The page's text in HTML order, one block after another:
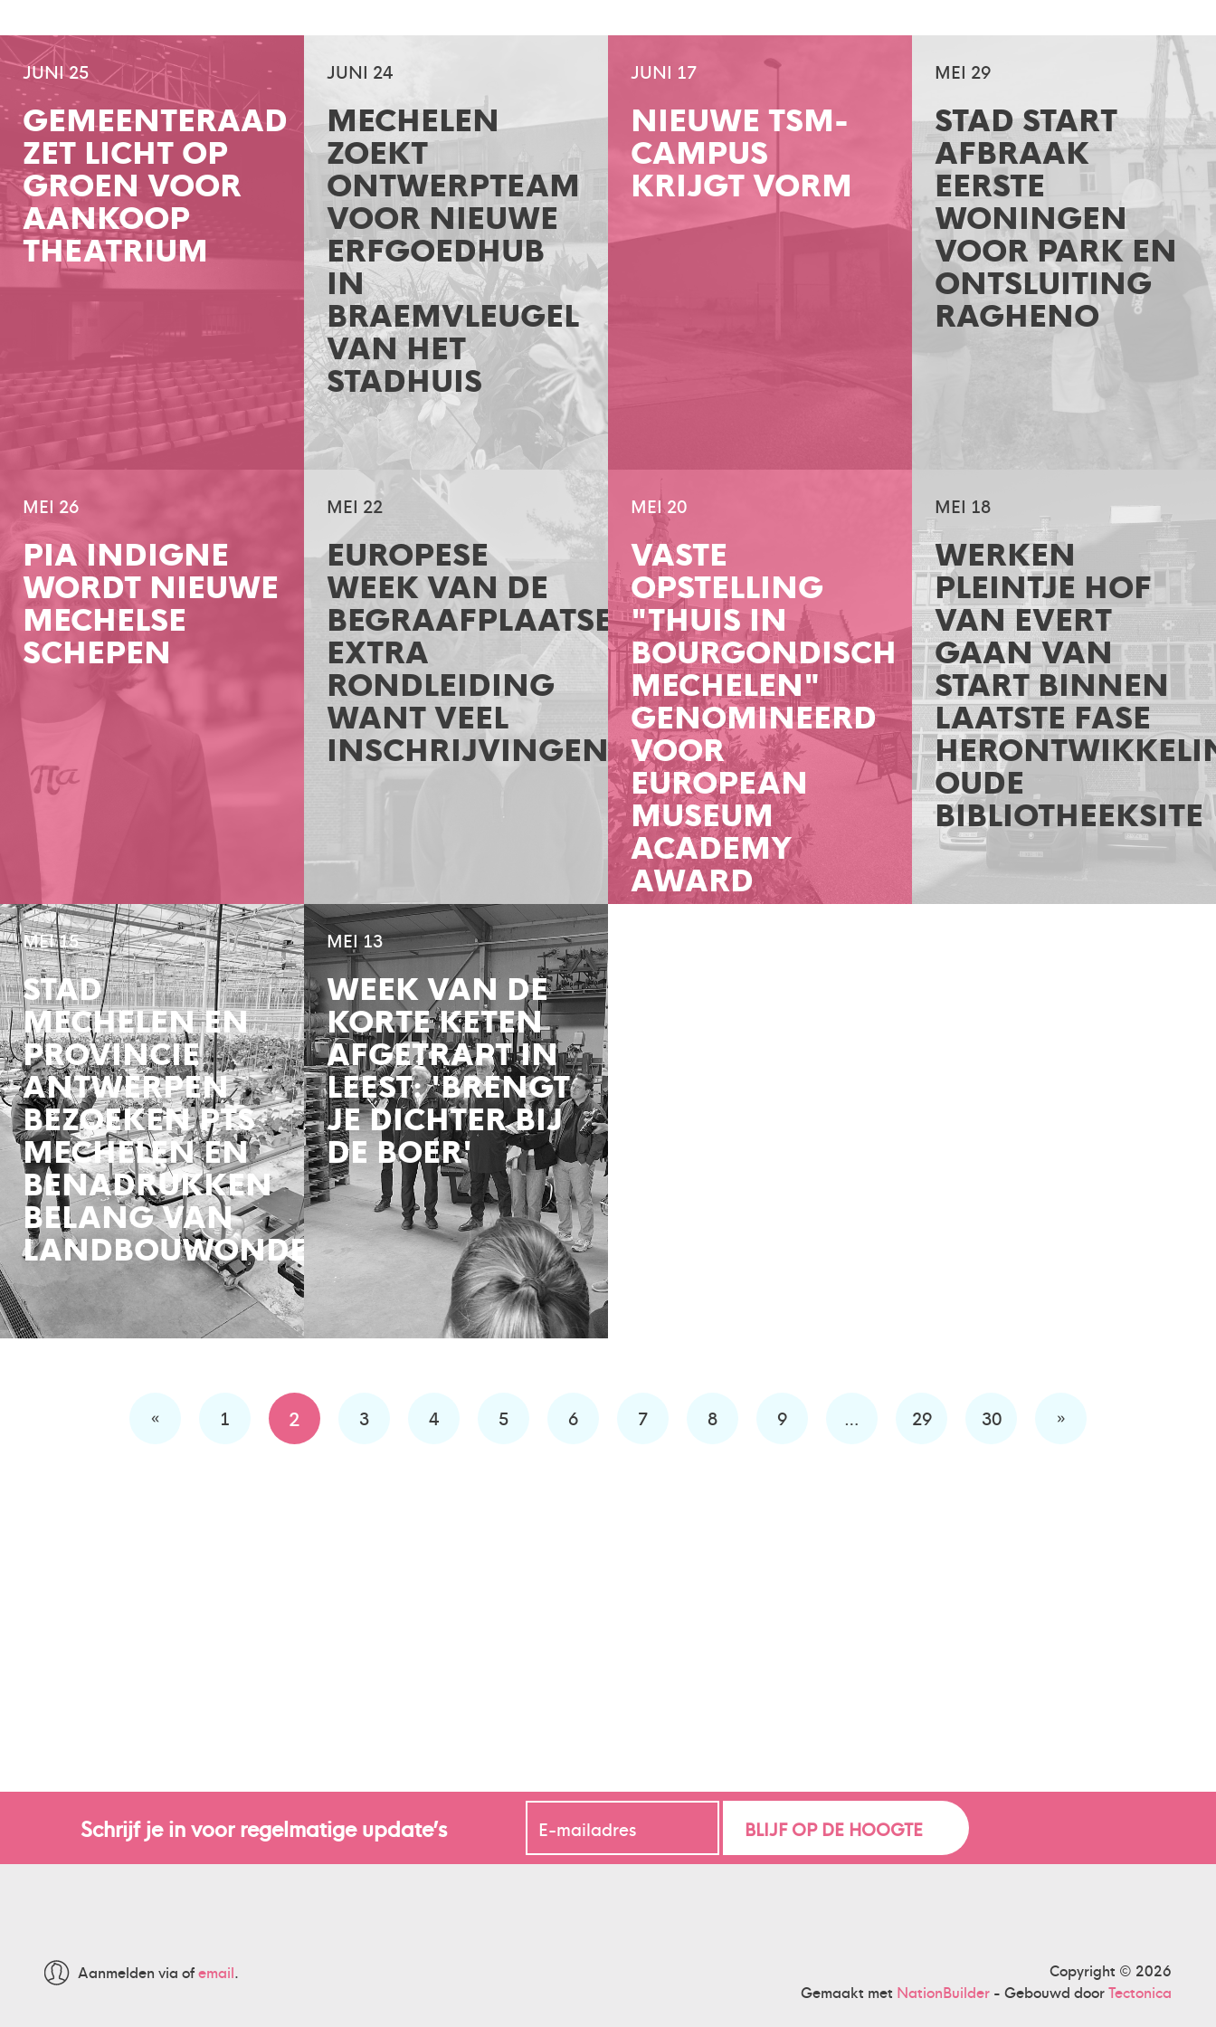
JUNI 25
GEMEENTERAAD
ZET LICHT OP
GROEN VOOR
AANKOOP
THEATRIUM
JUNI 24
MECHELEN
ZOEKT
ONTWERPTEAM
VOOR NIEUWE
ERFGOEDHUB
IN
BRAEMVLEUGEL
VAN HET
STADHUIS
JUNI 17
NIEUWE TSM-
CAMPUS
KRIJGT VORM
MEI 29
STAD START
AFBRAAK
EERSTE
WONINGEN
VOOR PARK EN
ONTSLUITING
RAGHENO
MEI 26
PIA INDIGNE
WORDT NIEUWE
MECHELSE
SCHEPEN
MEI 22
EUROPESE
WEEK VAN DE
BEGRAAFPLAATSEN:
EXTRA
RONDLEIDING
WANT VEEL
INSCHRIJVINGEN
MEI 20
VASTE
OPSTELLING
"THUIS IN
BOURGONDISCH
MECHELEN"
GENOMINEERD
VOOR
EUROPEAN
MUSEUM
ACADEMY
AWARD
MEI 18
WERKEN
PLEINTJE HOF
VAN EVERT
GAAN VAN
START BINNEN
LAATSTE FASE
OUDE
BIBLIOTHEEKSITE
MEI 15
STAD
MECHELEN EN
PROVINCIE
ANTWERPEN
BEZOEKEN PTS
MECHELEN EN
BENADRUKKEN
BELANG VAN
LANDBOUWONDERWIJS
MEI 13
WEEK VAN DE
KORTE KETEN
AFGETRAPT IN
LEEST: 'BRENGT
JE DICHTER BIJ
DE BOER'
« 1 2 3 4 5 6 7 8 9 … 29 30 »
Schrijf je in voor regelmatige update’s
Aanmelden via ofemail.
Copyright © 2026
Gemaakt met NationBuilder - Gebouwd doorTectonica